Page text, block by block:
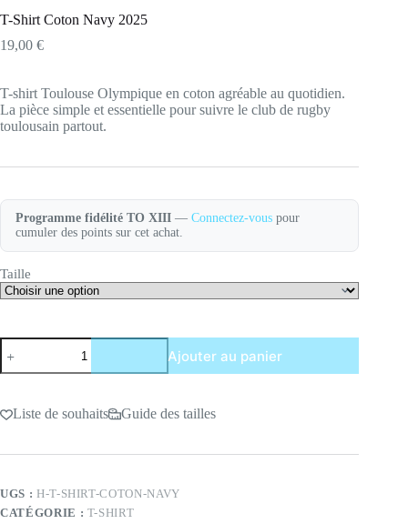
T-Shirt Coton Navy 2025
19,00 €
T-shirt Toulouse Olympique en coton agréable au quotidien.
La pièce simple et essentielle pour suivre le club de rugby
toulousain partout.
Programme fidélité TO XIII — Connectez-vous pour
cumuler des points sur cet achat.
Taille
quantité
de
T-
Coton
Navy
Ajouter au panier
Liste de souhaits Guide des tailles
UGS : H-T-SHIRT-COTON-NAVY
CATÉGORIE : T-SHIRT